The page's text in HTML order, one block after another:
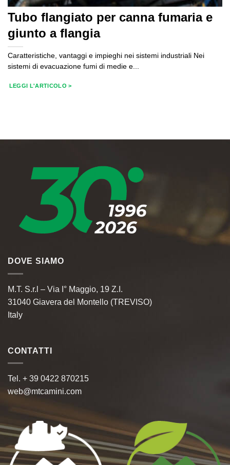
Tubo flangiato per canna fumaria e
giunto a flangia
Caratteristiche, vantaggi e impieghi nei sistemi industriali Nei
sistemi di evacuazione fumi di medie e...
LEGGI L'ARTICOLO >
DOVE SIAMO
M.T. S.r.l – Via I° Maggio, 19 Z.I.
31040 Giavera del Montello (TREVISO)
Italy
CONTATTI
Tel. + 39 0422 870215
web@mtcamini.com